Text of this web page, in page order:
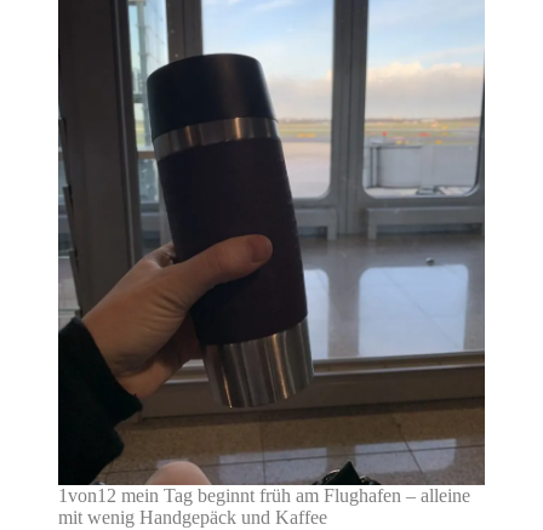
1von12 mein Tag beginnt früh am Flughafen – alleine
mit wenig Handgepäck und Kaffee